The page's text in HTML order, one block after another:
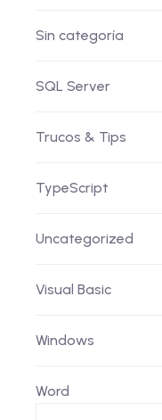
Sin categoría
SQL Server
Trucos & Tips
TypeScript
Uncategorized
Visual Basic
Windows
Word